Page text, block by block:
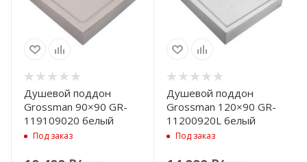
Душевой поддон
Grossman 90×90 GR-
119109020 белый
Под заказ
Душевой поддон
Grossman 120×90 GR-
11200920L белый
Под заказ